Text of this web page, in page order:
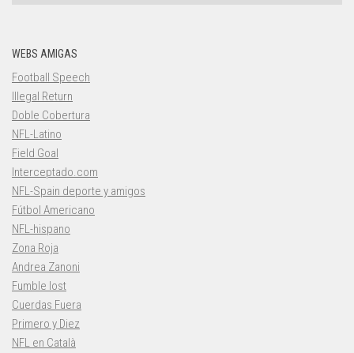
WEBS AMIGAS
Football Speech
Illegal Return
Doble Cobertura
NFL-Latino
Field Goal
Interceptado.com
NFL-Spain deporte y amigos
Fútbol Americano
NFL-hispano
Zona Roja
Andrea Zanoni
Fumble lost
Cuerdas Fuera
Primero y Diez
NFL en Català